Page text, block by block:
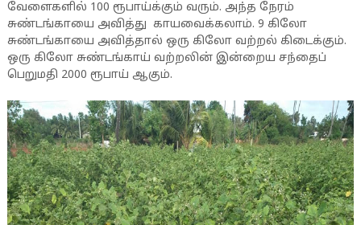
வேளைகளில் 100 ரூபாய்க்கும் வரும். அந்த நேரம்
சுண்டங்காயை அவித்து காயவைக்கலாம். 9 கிலோ
சுண்டங்காயை அவித்தால் ஒரு கிலோ வற்றல் கிடைக்கும்.
ஒரு கிலோ சுண்டங்காய் வற்றலின் இன்றைய சந்தைப்
பெறுமதி 2000 ரூபாய் ஆகும்.